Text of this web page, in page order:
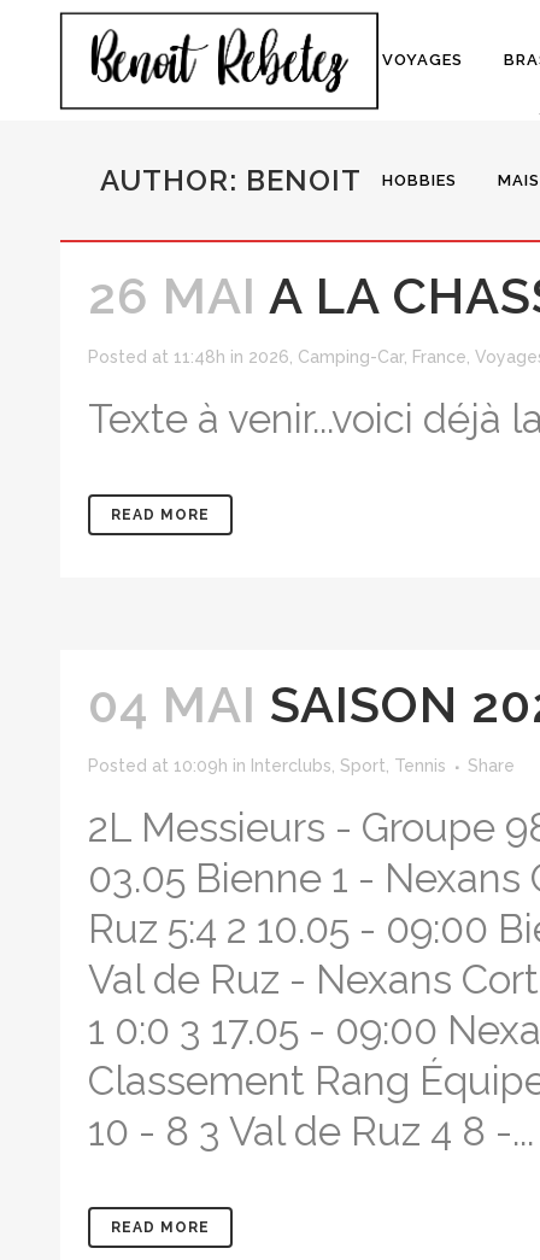
VOYAGES
HOBBIES
AUTHOR: BENOIT
26 MAI A LA
Posted at 11:48h in 2026 Camping-Car, France
Texte à venir...voici déjà
READ MORE
04 MAI SAISON
Posted at 10:09h in Interclubs Sport Tennis Share
2L Messieurs - Groupe
03.05 Bienne 1 -
Ruz 5:4 2 10.05 - 09:00
Val de Ruz - Nexans
1 0:0 3 17.05 - 09:00
Classement Rang
10 - 8 3 Val de Ruz 4 8 -...
READ MORE